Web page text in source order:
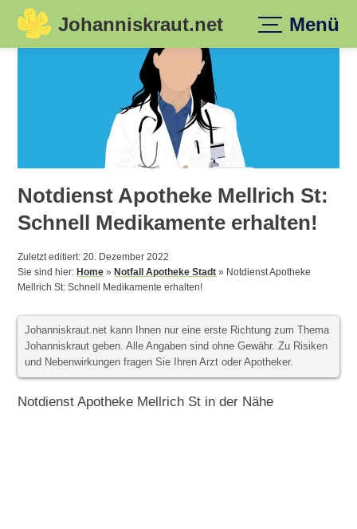
Skip
Johanniskraut.net Menü
Notdienst Apotheke Mellrich St:
Schnell Medikamente erhalten!
Zuletzt editiert: 20. Dezember 2022
Sie sind hier:Home »Notfall Apotheke Stadt » Notdienst Apotheke
Mellrich St: Schnell Medikamente erhalten!
Johanniskraut.net kann Ihnen nur eine erste Richtung zum Thema
Johanniskraut geben. Alle Angaben sind ohne Gewähr. Zu Risiken
und Nebenwirkungen fragen Sie Ihren Arzt oder Apotheker.
Notdienst Apotheke Mellrich St in der Nähe